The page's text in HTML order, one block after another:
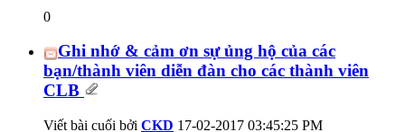
0
Ghi nhớ & cảm ơn sự ủng hộ của các
bạn/thành viên diễn đàn cho các thành viên
CLB
Viết bài cuối bởi CKD 17-02-2017 03:45:25 PM